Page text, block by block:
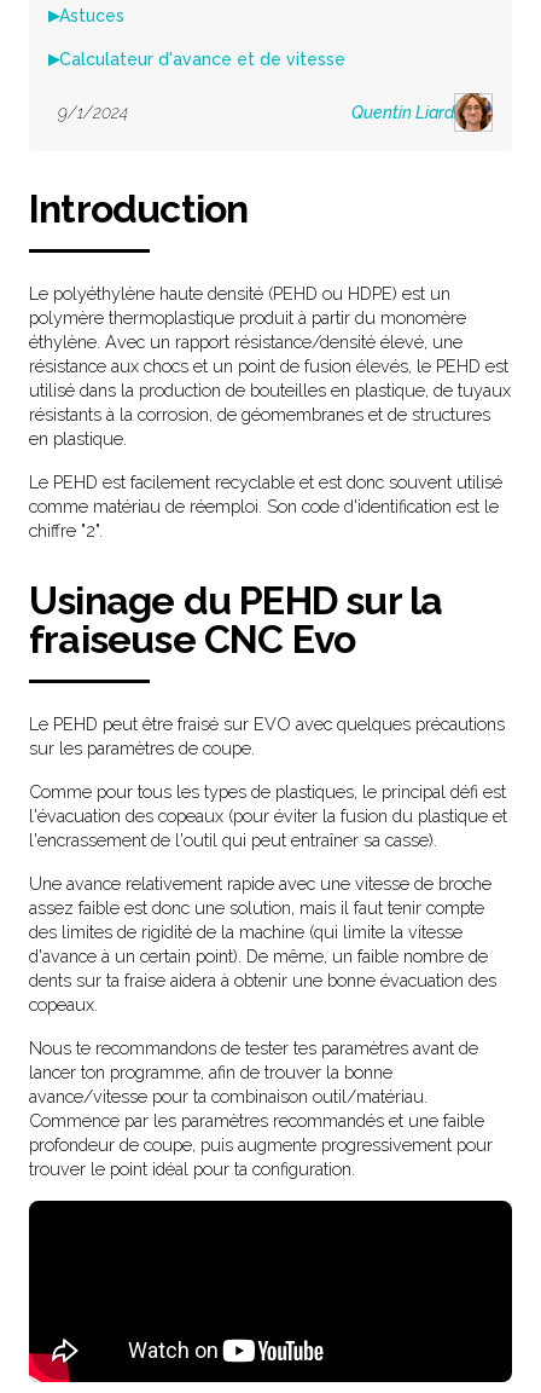
▶Astuces
▶Calculateur d'avance et de vitesse
9/1/2024 Quentin Liard
Introduction
Le polyéthylène haute densité (PEHD ou HDPE) est un
polymère thermoplastique produit à partir du monomère
éthylène. Avec un rapport résistance/densité élevé, une
résistance aux chocs et un point de fusion élevés, le PEHD est
utilisé dans la production de bouteilles en plastique, de tuyaux
résistants à la corrosion, de géomembranes et de structures
en plastique.
Le PEHD est facilement recyclable et est donc souvent utilisé
comme matériau de réemploi. Son code d'identification est le
chiffre "2".
Usinage du PEHD sur la
fraiseuse CNC Evo
Le PEHD peut être fraisé sur EVO avec quelques précautions
sur les paramètres de coupe.
Comme pour tous les types de plastiques, le principal défi est
l'évacuation des copeaux (pour éviter la fusion du plastique et
l'encrassement de l'outil qui peut entraîner sa casse).
Une avance relativement rapide avec une vitesse de broche
assez faible est donc une solution, mais il faut tenir compte
des limites de rigidité de la machine (qui limite la vitesse
d'avance à un certain point). De même, un faible nombre de
dents sur ta fraise aidera à obtenir une bonne évacuation des
copeaux.
Nous te recommandons de tester tes paramètres avant de
lancer ton programme, afin de trouver la bonne
avance/vitesse pour ta combinaison outil/matériau.
Commence par les paramètres recommandés et une faible
profondeur de coupe, puis augmente progressivement pour
trouver le point idéal pour ta configuration.